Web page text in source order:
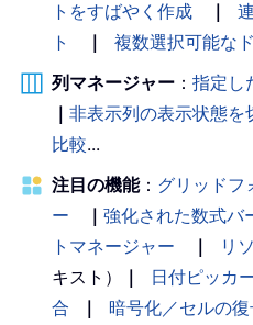
トをすばやく作成
｜
ト
｜ 複数選択可能な
列マネージャー ： 指定し
｜ 非表示列の表示状態を
比較...
注目の機能： グリッドフ
ー
｜ 強化された数式バ
トマネージャー
｜ リ
キスト）
｜ 日付ピッカ
合
｜ 暗号化／セルの